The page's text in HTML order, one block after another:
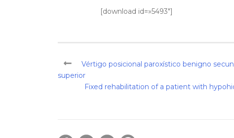
[download id=»5493″]
Vértigo posicional paroxístico benigno
superior
Fixed rehabilitation of a patient with